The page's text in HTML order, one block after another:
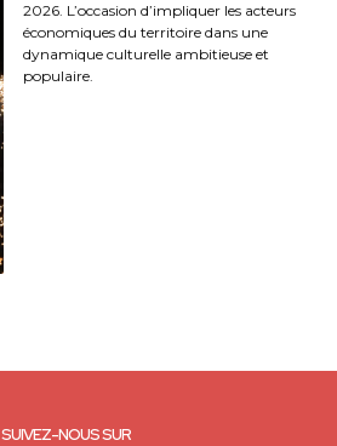
2026. L’occasion d’impliquer les acteurs
économiques du territoire dans une
dynamique culturelle ambitieuse et
populaire.
SUIVEZ-NOUS SUR